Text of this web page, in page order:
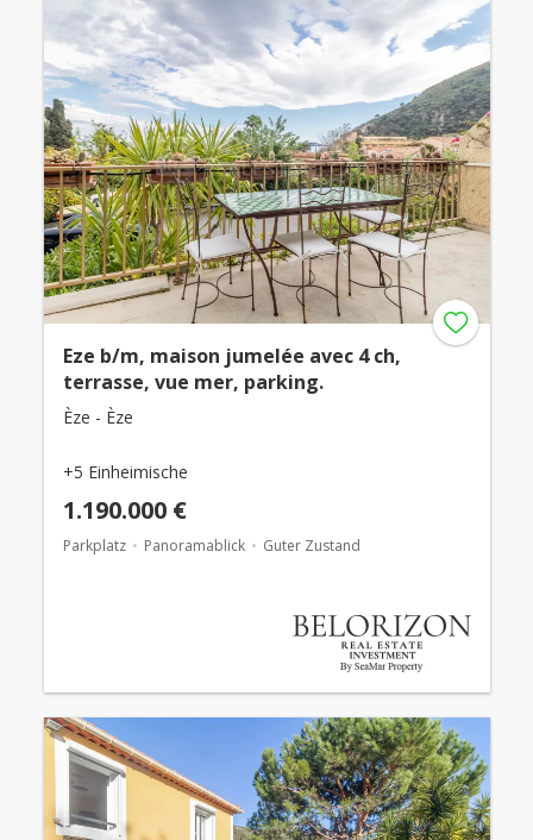
Eze b/m, maison jumelée avec 4 ch,
terrasse, vue mer, parking.
Èze - Èze
+5 Einheimische
1.190.000 €
Parkplatz Panoramablick Guter Zustand